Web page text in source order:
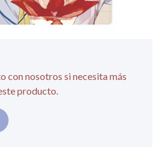
con nosotros si necesita más
producto.